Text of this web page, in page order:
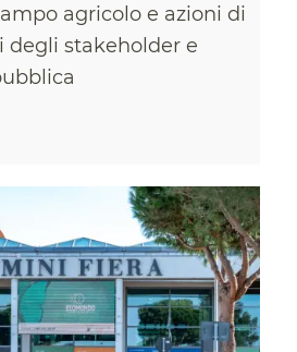
agricolo e azioni di
stakeholder e